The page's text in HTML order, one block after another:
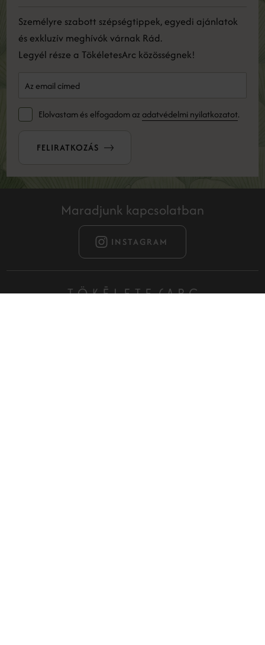
Személyre szabott szépségtippek, egyedi ajánlatok
és exkluzív meghívók várnak Rád.
Legyél része a TökéletesArc közösségnek!
Elolvastam és elfogadom az adatvédelmi nyilatkozatot.
FELIRATKOZÁS
Maradjunk kapcsolatban
INSTAGRAM